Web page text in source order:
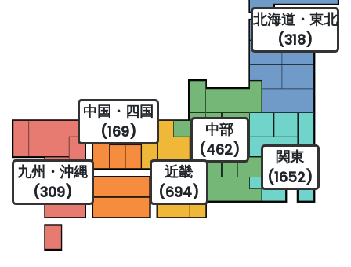
北海道・東北
(318)
関東
(1652)
中部
(462)
近畿
(694)
中国・四国
(169)
九州・沖縄
(309)